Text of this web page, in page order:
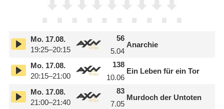
Mo.17.08.
19:25–20:15
56
5.04
Anarchie
Mo.17.08.
20:15–21:00
138
10.06
Ein Leben für ein Tor
Mo.17.08.
21:00–21:40
83
7.05
Murdoch der Untoten